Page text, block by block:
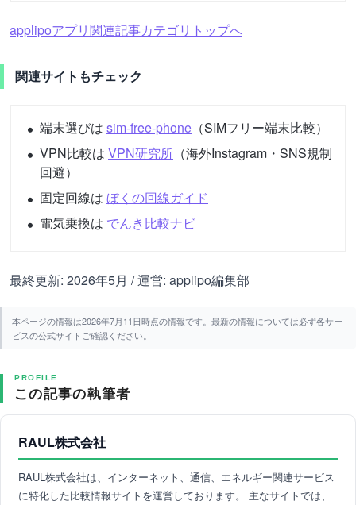
applipoアプリ関連記事カテゴリトップへ
関連サイトもチェック
端末選びは sim-free-phone （SIMフリー端末比較）
VPN比較は VPN研究所 （海外Instagram・SNS規制
回避）
固定回線は ぼくの回線ガイド
電気乗換は でんき比較ナビ
最終更新: 2026年5月 / 運営: applipo編集部
本ページの情報は2026年7月11日時点の情報です。最新の情報については必ず各サー
ビスの公式サイトご確認ください。
PROFILE
この記事の執筆者
RAUL株式会社
RAUL株式会社は、インターネット、通信、エネルギー関連サービス
に特化した比較情報サイトを運営しております。 主なサイトでは、